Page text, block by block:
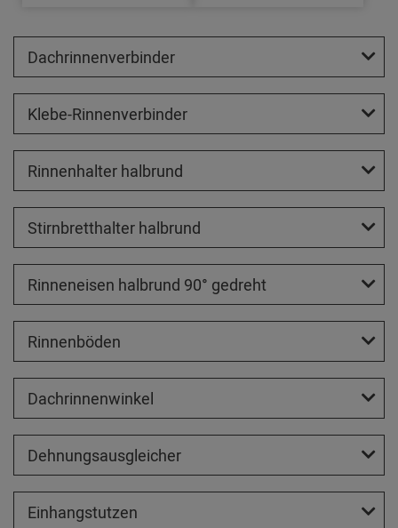
Dachrinnenverbinder
Klebe-Rinnenverbinder
Rinnenhalter halbrund
Stirnbretthalter halbrund
Rinneneisen halbrund 90° gedreht
Rinnenböden
Dachrinnenwinkel
Dehnungsausgleicher
Einhangstutzen